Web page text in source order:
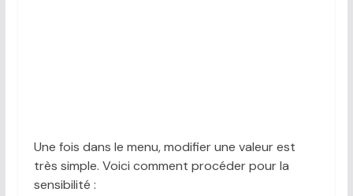
Une fois dans le menu, modifier une valeur est
très simple. Voici comment procéder pour la
sensibilité :